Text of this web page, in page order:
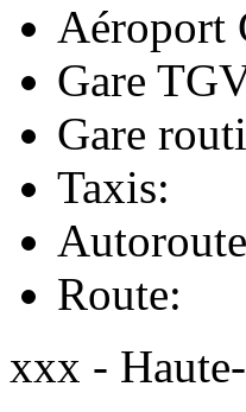
Aéroport
Gare
Gare
Taxis:
Route:
xxx -